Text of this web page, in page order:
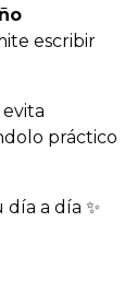
escribir
práctico
a día ✨